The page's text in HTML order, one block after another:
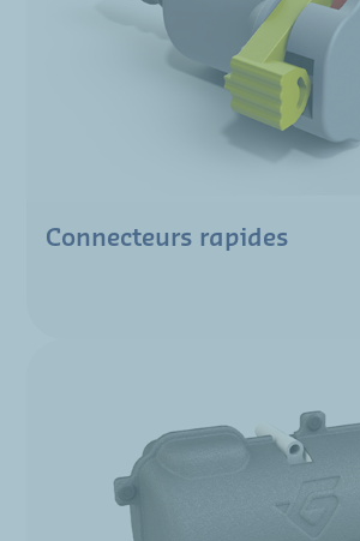
Connecteurs rapides